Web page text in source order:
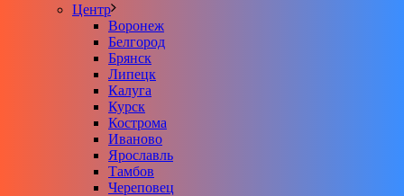
Центр
Воронеж
Белгород
Брянск
Липецк
Калуга
Курск
Кострома
Иваново
Ярославль
Тамбов
Череповец